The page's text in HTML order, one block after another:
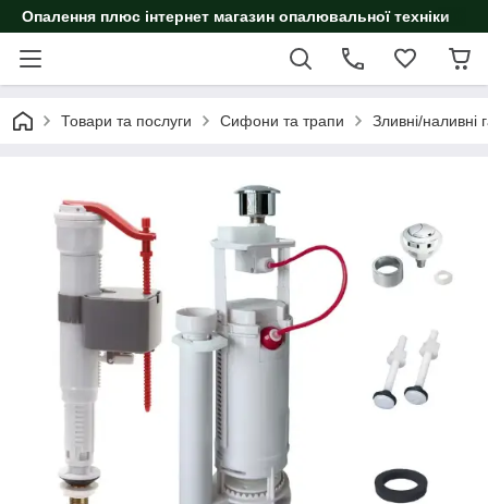
Опалення плюс інтернет магазин опалювальної техніки
Товари та послуги Сифони та трапи Зливні/наливні